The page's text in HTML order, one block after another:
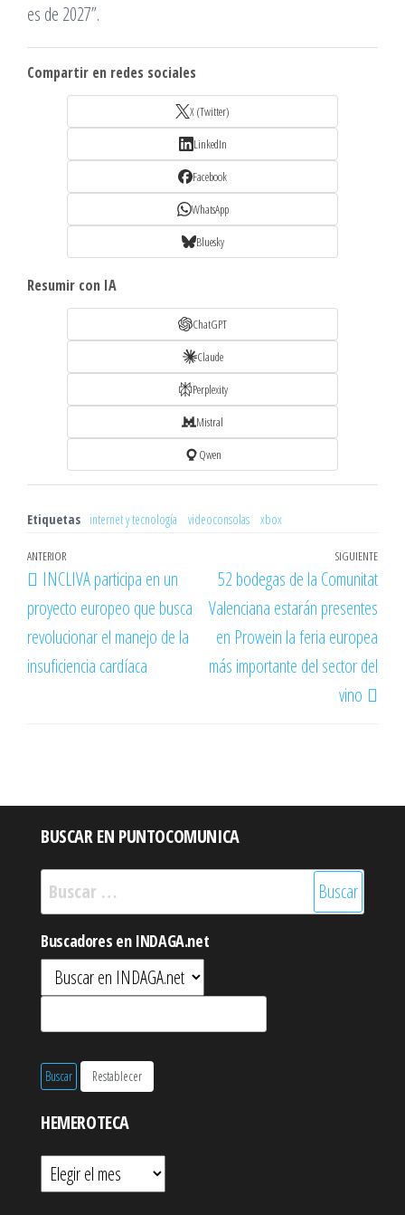
es de 2027”.
Compartir en redes sociales
X (Twitter)
LinkedIn
Facebook
WhatsApp
Bluesky
Resumir con IA
ChatGPT
Claude
Perplexity
Mistral
Qwen
Etiquetas internet y tecnología videoconsolas xbox
Navegación
de
entradas
Entrada
anterior
ANTERIOR
INCLIVA participa en un
proyecto europeo que busca
revolucionar el manejo de la
insuficiencia cardíaca
SIGUIENTE
52 bodegas de la Comunitat
Valenciana estarán presentes
en Prowein la feria europea
más importante del sector del
vino
BUSCAR EN PUNTOCOMUNICA
Buscar:
Buscadores en INDAGA.net
HEMEROTECA
Hemeroteca